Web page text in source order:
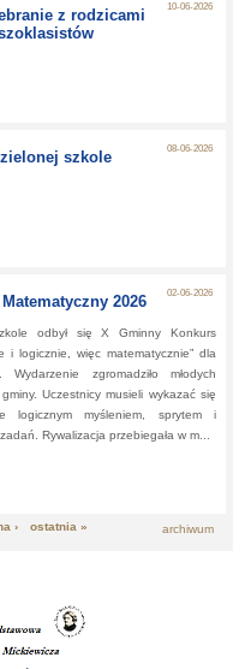
10-06-2026
z rodzicami
08-06-2026
szkole
02-06-2026
2026
odbył się X Gminny Konkurs
i logicznie, więc matematycznie” dla
zgromadziło młodych
Uczestnicy musieli wykazać się
logicznym myśleniem, sprytem i
Rywalizacja przebiegała w m...
› ostatnia » archiwum